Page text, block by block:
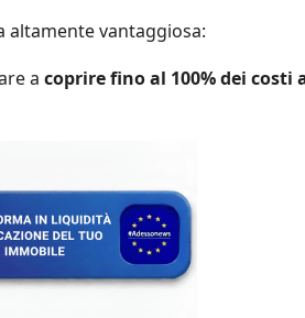
altamente vantaggiosa:
a coprire fino al 100% dei costi